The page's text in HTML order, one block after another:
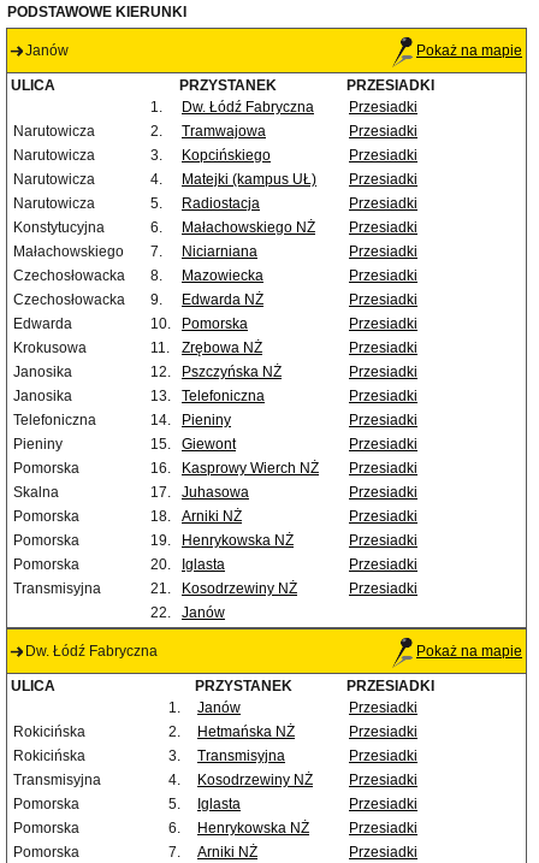
PODSTAWOWE KIERUNKI
Janów Pokaż na mapie
ULICA PRZYSTANEK
PRZESIADKI
1.
Dw. Łódź Fabryczna
Przesiadki
Narutowicza
2. Tramwajowa
Przesiadki
Narutowicza
3. Kopcińskiego
Przesiadki
Narutowicza
4. Matejki (kampus UŁ)
Przesiadki
Narutowicza
5. Radiostacja
Przesiadki
Konstytucyjna
6. Małachowskiego NŻ
Przesiadki
Małachowskiego
7. Niciarniana
Przesiadki
Czechosłowacka
8. Mazowiecka
Przesiadki
Czechosłowacka
9. Edwarda NŻ
Przesiadki
Edwarda
10. Pomorska
Przesiadki
Krokusowa
11. Zrębowa NŻ
Przesiadki
Janosika
12. Pszczyńska NŻ
Przesiadki
Janosika
13. Telefoniczna
Przesiadki
Telefoniczna
14. Pieniny
Przesiadki
Pieniny
15. Giewont
Przesiadki
Pomorska
16. Kasprowy Wierch NŻ
Przesiadki
Skalna
17. Juhasowa
Przesiadki
Pomorska
18. Arniki NŻ
Przesiadki
Pomorska
19. Henrykowska NŻ
Przesiadki
Pomorska
20. Iglasta
Przesiadki
Transmisyjna
21. Kosodrzewiny NŻ
Przesiadki
22.
Janów
Dw. Łódź Fabryczna Pokaż na mapie
ULICA PRZYSTANEK
PRZESIADKI
1.
Janów
Przesiadki
Rokicińska
2. Hetmańska NŻ
Przesiadki
Rokicińska
3. Transmisyjna
Przesiadki
Transmisyjna
4. Kosodrzewiny NŻ
Przesiadki
Pomorska
5. Iglasta
Przesiadki
Pomorska
6. Henrykowska NŻ
Przesiadki
Pomorska
7. Arniki NŻ
Przesiadki